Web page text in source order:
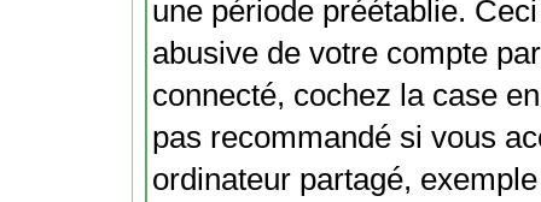
une période préétablie.
abusive de votre compte
connecté, cochez la case
pas recommandé si vous
ordinateur partagé,